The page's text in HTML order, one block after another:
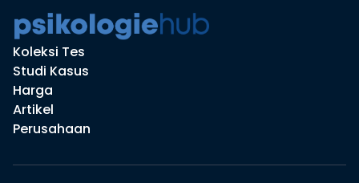
Koleksi Tes
Studi Kasus
Harga
Artikel
Perusahaan